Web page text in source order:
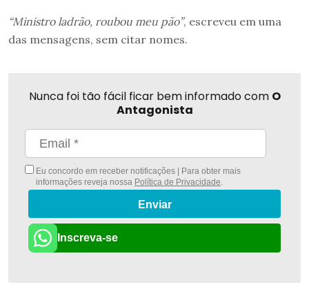
“Ministro ladrão, roubou meu pão”, escreveu em uma
das mensagens, sem citar nomes.
Nunca foi tão fácil ficar bem informado com O
Antagonista
Eu concordo em receber notificações | Para obter mais
informações reveja nossa Política de Privacidade.
Enviar
Inscreva-se